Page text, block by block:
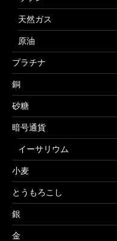
天然ガス
原油
プラチナ
銅
砂糖
暗号通貨
イーサリウム
小麦
とうもろこし
銀
金